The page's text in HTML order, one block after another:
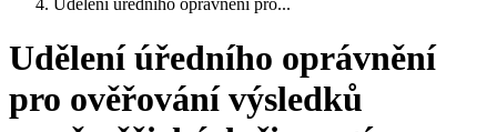
Udělení úředního oprávnění pro...
Udělení úředního oprávnění
pro ověřování výsledků